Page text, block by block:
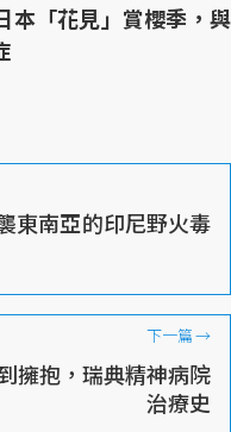
本「花見」賞櫻季，與
東南亞的印尼野火毒
下一篇→
擁抱，瑞典精神病院
治療史